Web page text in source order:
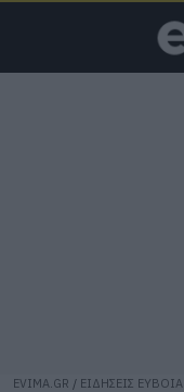
EVIMA.GR / ΕΙΔΗΣΕΙΣ ΕΥΒΟΙΑ